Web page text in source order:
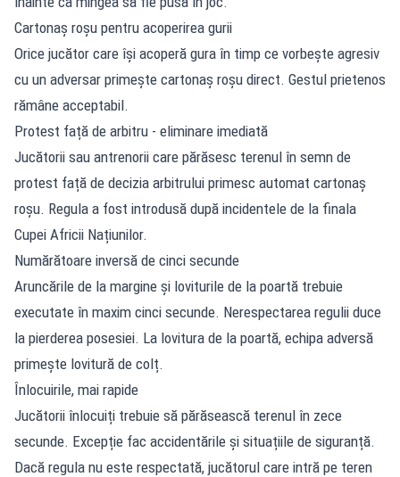
Cartonaș roșu pentru acoperirea gurii
Orice jucător care își acoperă gura în timp ce vorbește agresiv
cu un adversar primește cartonaș roșu direct. Gestul prietenos
rămâne acceptabil.
Protest față de arbitru - eliminare imediată
Jucătorii sau antrenorii care părăsesc terenul în semn de
protest față de decizia arbitrului primesc automat cartonaș
roșu. Regula a fost introdusă după incidentele de la finala
Cupei Africii Națiunilor.
Numărătoare inversă de cinci secunde
Aruncările de la margine și loviturile de la poartă trebuie
executate în maxim cinci secunde. Nerespectarea regulii duce
la pierderea posesiei. La lovitura de la poartă, echipa adversă
primește lovitură de colț.
Înlocuirile, mai rapide
Jucătorii înlocuiți trebuie să părăsească terenul în zece
secunde. Excepție fac accidentările și situațiile de siguranță.
Dacă regula nu este respectată, jucătorul care intră pe teren